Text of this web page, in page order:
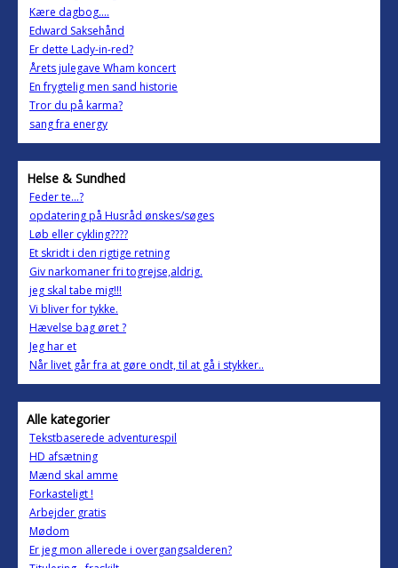
Kære dagbog....
Edward Saksehånd
Er dette Lady-in-red?
Årets julegave Wham koncert
En frygtelig men sand historie
Tror du på karma?
sang fra energy
Helse & Sundhed
Feder te...?
opdatering på Husråd ønskes/søges
Løb eller cykling????
Et skridt i den rigtige retning
Giv narkomaner fri togrejse,aldrig.
jeg skal tabe mig!!!
Vi bliver for tykke.
Hævelse bag øret ?
Jeg har et
Når livet går fra at gøre ondt, til at gå i stykker..
Alle kategorier
Tekstbaserede adventurespil
HD afsætning
Mænd skal amme
Forkasteligt !
Arbejder gratis
Mødom
Er jeg mon allerede i overgangsalderen?